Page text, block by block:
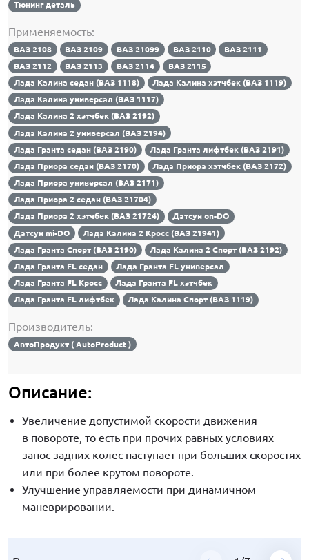
Тюнинг деталь
Применяемость:
ВАЗ 2108 ВАЗ 2109 ВАЗ 21099 ВАЗ 2110
ВАЗ 2111
ВАЗ 2112
ВАЗ 2113 ВАЗ 2114
ВАЗ 2115
Лада Калина седан (ВАЗ 1118)
Лада Калина хэтчбек (ВАЗ 1119)
Лада Калина универсал (ВАЗ 1117)
Лада Калина 2 хэтчбек (ВАЗ 2192)
Лада Калина 2 универсал (ВАЗ 2194)
Лада Гранта седан (ВАЗ 2190)
Лада Гранта лифтбек (ВАЗ 2191)
Лада Приора седан (ВАЗ 2170)
Лада Приора хэтчбек (ВАЗ 2172)
Лада Приора универсал (ВАЗ 2171)
Лада Приора 2 седан (ВАЗ 21704)
Лада Приора 2 хэтчбек (ВАЗ 21724)
Датсун on-DO
Датсун mi-DO
Лада Калина 2 Кросс (ВАЗ 21941)
Лада Гранта Спорт (ВАЗ 2190)
Лада Калина 2 Спорт (ВАЗ 2192)
Лада Гранта FL седан
Лада Гранта FL универсал
Лада Гранта FL Кросс
Лада Гранта FL хэтчбек
Лада Гранта FL лифтбек
Лада Калина Спорт (ВАЗ 1119)
Производитель:
АвтоПродукт ( AutoProduct )
Описание:
Увеличение допустимой скорости движения
в повороте, то есть при прочих равных условиях
занос задних колес наступает при больших скоростях
или при более крутом повороте.
Улучшение управляемости при динамичном
маневрировании.